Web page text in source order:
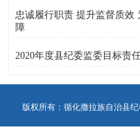
忠诚履行职责 提升监督质效
障
2020年度县纪委监委目标责
版权所有：循化撒拉族自治